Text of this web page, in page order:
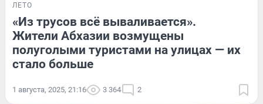
ЛЕТО
«Из трусов всё вываливается».
Жители Абхазии возмущены
полуголыми туристами на улицах — их
стало больше
1 августа, 2025, 21:16 3 364 2